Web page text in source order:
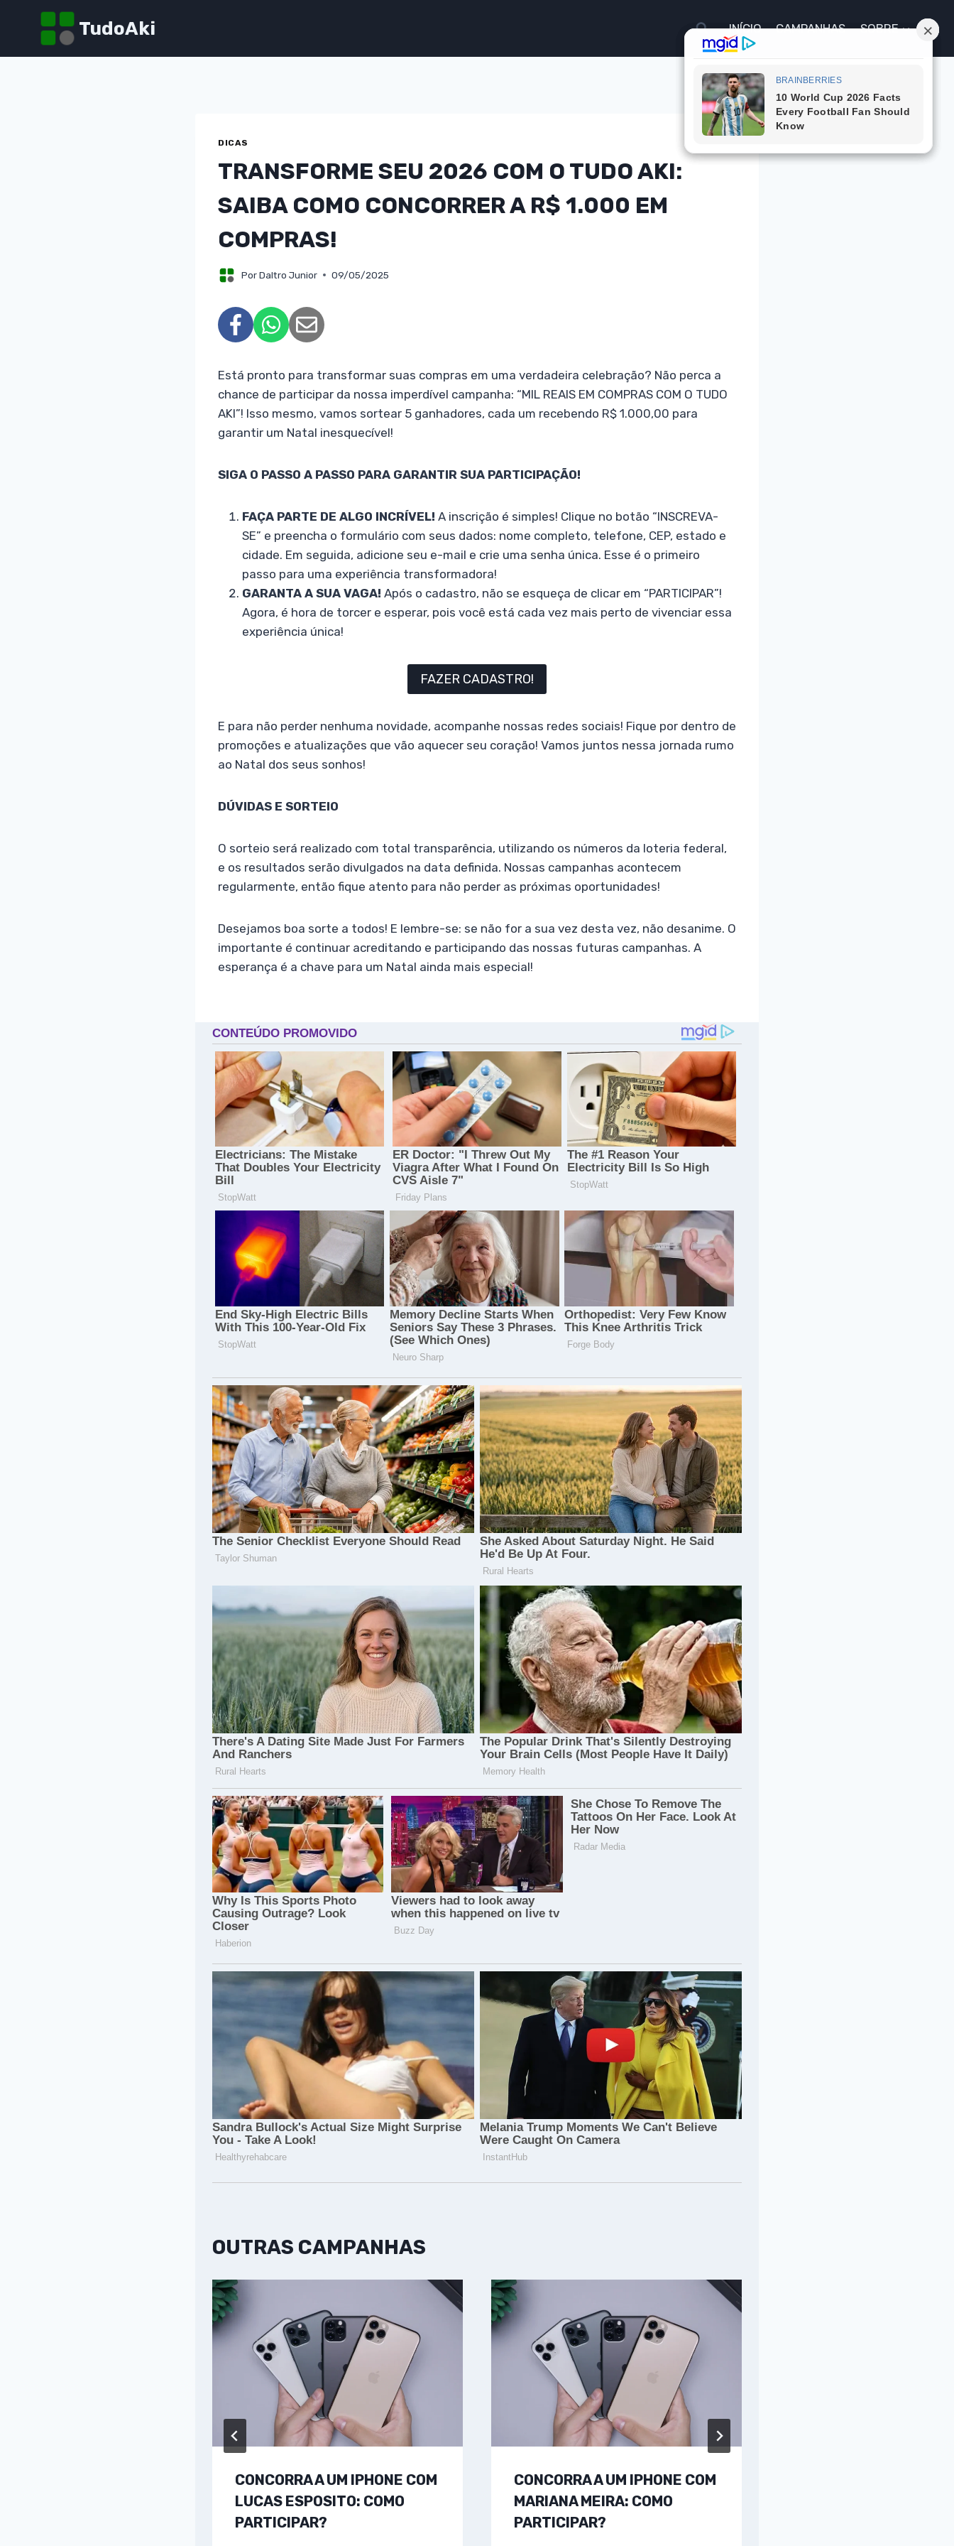
TudoAki INÍCIO CAMPANHAS SOBRE
DICAS
TRANSFORME SEU 2026 COM O TUDO AKI:
SAIBA COMO CONCORRER A R$ 1.000 EM
COMPRAS!
PorDaltro Junior 09/05/2025
Está pronto para transformar suas compras em uma verdadeira celebração? Não perca a
chance de participar da nossa imperdível campanha: “MIL REAIS EM COMPRAS COM O TUDO
AKI”! Isso mesmo, vamos sortear 5 ganhadores, cada um recebendo R$ 1.000,00 para
garantir um Natal inesquecível!
SIGA O PASSO A PASSO PARA GARANTIR SUA PARTICIPAÇÃO!
FAÇA PARTE DE ALGO INCRÍVEL! A inscrição é simples! Clique no botão “INSCREVA-
SE” e preencha o formulário com seus dados: nome completo, telefone, CEP, estado e
cidade. Em seguida, adicione seu e-mail e crie uma senha única. Esse é o primeiro
passo para uma experiência transformadora!
GARANTA A SUA VAGA! Após o cadastro, não se esqueça de clicar em “PARTICIPAR”!
Agora, é hora de torcer e esperar, pois você está cada vez mais perto de vivenciar essa
experiência única!
FAZER CADASTRO!
E para não perder nenhuma novidade, acompanhe nossas redes sociais! Fique por dentro de
promoções e atualizações que vão aquecer seu coração! Vamos juntos nessa jornada rumo
ao Natal dos seus sonhos!
DÚVIDAS E SORTEIO
O sorteio será realizado com total transparência, utilizando os números da loteria federal,
e os resultados serão divulgados na data definida. Nossas campanhas acontecem
regularmente, então fique atento para não perder as próximas oportunidades!
Desejamos boa sorte a todos! E lembre-se: se não for a sua vez desta vez, não desanime. O
importante é continuar acreditando e participando das nossas futuras campanhas. A
esperança é a chave para um Natal ainda mais especial!
OUTRAS CAMPANHAS
CONCORRA A UM IPHONE COM
LUCAS ESPOSITO: COMO
PARTICIPAR?
CONCORRA A UM IPHONE COM
MARIANA MEIRA: COMO
PARTICIPAR?